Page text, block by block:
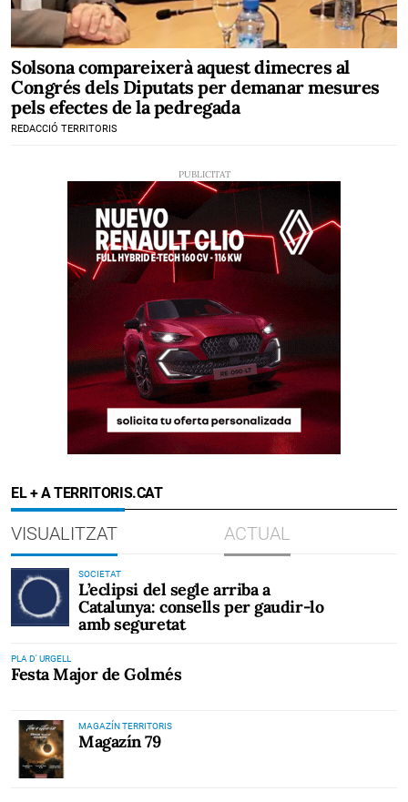
Solsona compareixerà aquest dimecres al
Congrés dels Diputats per demanar mesures
pels efectes de la pedregada
REDACCIÓ TERRITORIS
EL + A TERRITORIS.CAT
VISUALITZAT ACTUAL
SOCIETAT
L’eclipsi del segle arriba a
Catalunya: consells per gaudir-lo
amb seguretat
PLA D' URGELL
Festa Major de Golmés
MAGAZÍN TERRITORIS
Magazín 79